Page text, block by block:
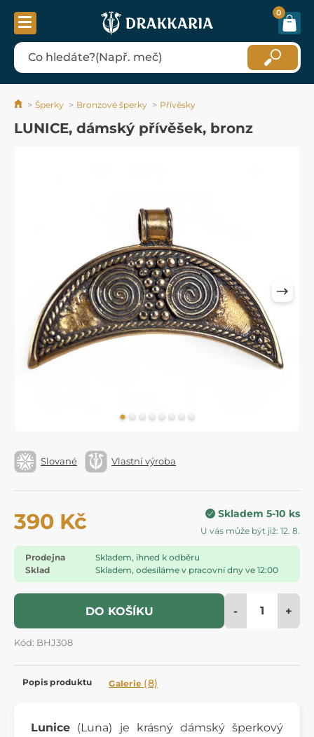
0
Šperky Bronzové šperky Přívěsky
LUNICE, dámský přívěšek, bronz
Slované Vlastní výroba
390 Kč Skladem 5-10 ks
U vás může být již: 12. 8.
Prodejna
Skladem, ihned k odběru
Sklad
Skladem, odesíláme v pracovní dny ve 12:00
DO KOŠÍKU - +
Kód: BHJ308
Popis produktu Galerie (8)
Lunice (Luna)
je krásný dámský šperkový